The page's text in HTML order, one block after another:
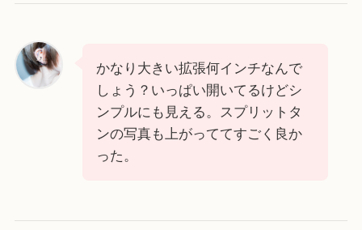
かなり大きい拡張何インチなんで
しょう？いっぱい開いてるけどシ
ンプルにも見える。スプリットタ
ンの写真も上がっててすごく良か
った。